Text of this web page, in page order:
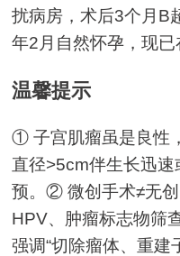
扰病房，术后3个月B
年2月自然怀孕，现已
温馨提示
① 子宫肌瘤虽是良性
直径>5cm伴生长迅
预。② 微创手术≠无创
HPV、肿瘤标志物筛
强调“切除瘤体、重建